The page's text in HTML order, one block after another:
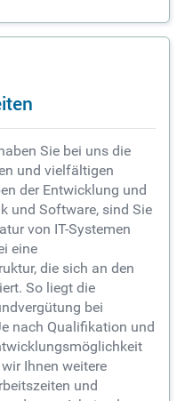
Sie bei uns die
und vielfältigen
der Entwicklung und
und Software, sind Sie
von IT-Systemen
eine
die sich an den
So liegt die
bei
nach Qualifikation und
Ihnen weitere
und